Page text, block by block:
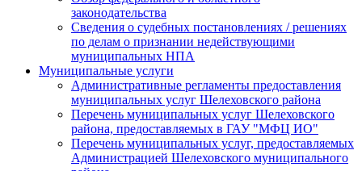
законодательства
Сведения о судебных постановлениях / решениях
по делам о признании недействующими
муниципальных НПА
Муниципальные услуги
Административные регламенты предоставления
муниципальных услуг Шелеховского района
Перечень муниципальных услуг Шелеховского
района, предоставляемых в ГАУ "МФЦ ИО"
Перечень муниципальных услуг, предоставляемых
Администрацией Шелеховского муниципального